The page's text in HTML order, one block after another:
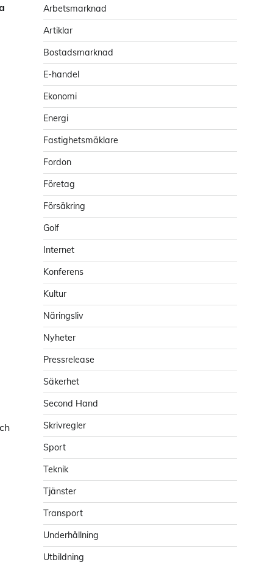
Arbetsmarknad
Artiklar
Bostadsmarknad
E-handel
Ekonomi
Energi
Fastighetsmäklare
Fordon
Företag
Försäkring
Golf
Internet
Konferens
Kultur
Näringsliv
Nyheter
Pressrelease
Säkerhet
Second Hand
Skrivregler
Sport
Teknik
Tjänster
Transport
Underhållning
Utbildning